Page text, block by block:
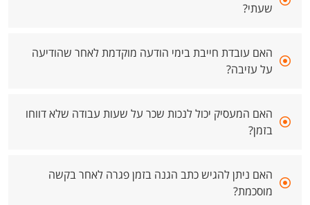
שעתי?
האם עובדת חייבת בימי הודעה מוקדמת לאחר שהודיעה
על עזיבה?
האם המעסיק יכול לנכות שכר על שעות עבודה שלא דווחו
בזמן?
האם ניתן להגיש כתב הגנה בזמן פגרה לאחר בקשה
מוסכמת?